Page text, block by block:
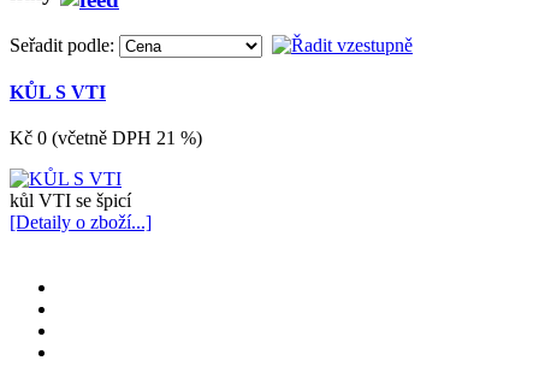
Seřadit podle:
KŮL S VTI
Kč 0 (včetně DPH 21 %)
kůl VTI se špicí
[Detaily o zboží...]